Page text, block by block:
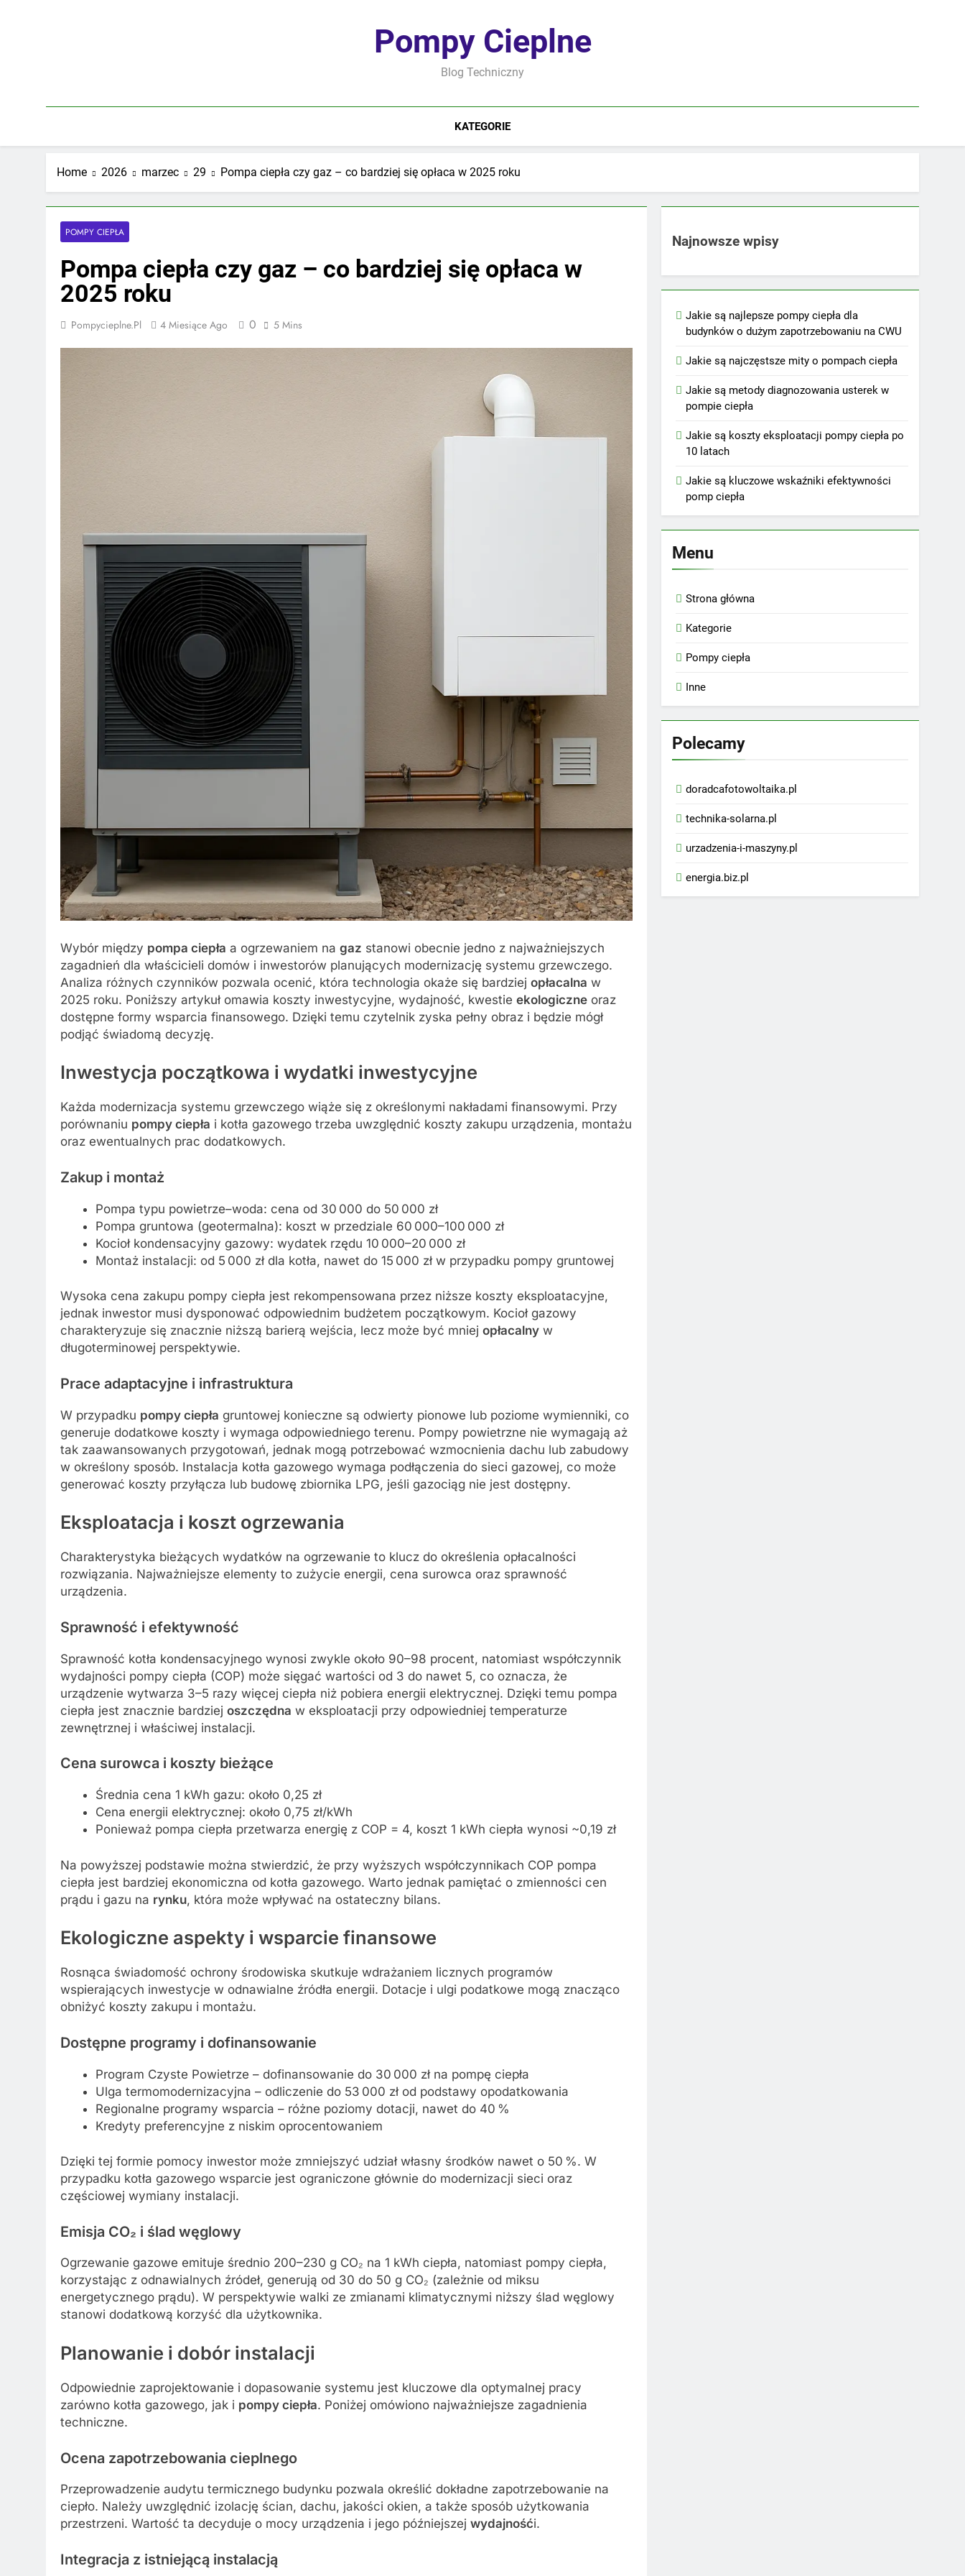
Pompy Cieplne
Blog Techniczny
KATEGORIE
Home 2026 marzec 29 Pompa ciepła czy gaz – co bardziej się opłaca w 2025 roku
POMPY CIEPŁA
Pompa ciepła czy gaz – co bardziej się opłaca w
2025 roku
Pompycieplne.pl 4 Miesiące Ago 0 5 Mins
Wybór między pompa ciepła a ogrzewaniem na gaz stanowi obecnie jedno z najważniejszych
zagadnień dla właścicieli domów i inwestorów planujących modernizację systemu grzewczego.
Analiza różnych czynników pozwala ocenić, która technologia okaże się bardziej opłacalna w
2025 roku. Poniższy artykuł omawia koszty inwestycyjne, wydajność, kwestie ekologiczne oraz
dostępne formy wsparcia finansowego. Dzięki temu czytelnik zyska pełny obraz i będzie mógł
podjąć świadomą decyzję.
Inwestycja początkowa i wydatki inwestycyjne
Każda modernizacja systemu grzewczego wiąże się z określonymi nakładami finansowymi. Przy
porównaniu pompy ciepła i kotła gazowego trzeba uwzględnić koszty zakupu urządzenia, montażu
oraz ewentualnych prac dodatkowych.
Zakup i montaż
Pompa typu powietrze–woda: cena od 30 000 do 50 000 zł
Pompa gruntowa (geotermalna): koszt w przedziale 60 000–100 000 zł
Kocioł kondensacyjny gazowy: wydatek rzędu 10 000–20 000 zł
Montaż instalacji: od 5 000 zł dla kotła, nawet do 15 000 zł w przypadku pompy gruntowej
Wysoka cena zakupu pompy ciepła jest rekompensowana przez niższe koszty eksploatacyjne,
jednak inwestor musi dysponować odpowiednim budżetem początkowym. Kocioł gazowy
charakteryzuje się znacznie niższą barierą wejścia, lecz może być mniej opłacalny w
długoterminowej perspektywie.
Prace adaptacyjne i infrastruktura
W przypadku pompy ciepła gruntowej konieczne są odwierty pionowe lub poziome wymienniki, co
generuje dodatkowe koszty i wymaga odpowiedniego terenu. Pompy powietrzne nie wymagają aż
tak zaawansowanych przygotowań, jednak mogą potrzebować wzmocnienia dachu lub zabudowy
w określony sposób. Instalacja kotła gazowego wymaga podłączenia do sieci gazowej, co może
generować koszty przyłącza lub budowę zbiornika LPG, jeśli gazociąg nie jest dostępny.
Eksploatacja i koszt ogrzewania
Charakterystyka bieżących wydatków na ogrzewanie to klucz do określenia opłacalności
rozwiązania. Najważniejsze elementy to zużycie energii, cena surowca oraz sprawność
urządzenia.
Sprawność i efektywność
Sprawność kotła kondensacyjnego wynosi zwykle około 90–98 procent, natomiast współczynnik
wydajności pompy ciepła (COP) może sięgać wartości od 3 do nawet 5, co oznacza, że
urządzenie wytwarza 3–5 razy więcej ciepła niż pobiera energii elektrycznej. Dzięki temu pompa
ciepła jest znacznie bardziej oszczędna w eksploatacji przy odpowiedniej temperaturze
zewnętrznej i właściwej instalacji.
Cena surowca i koszty bieżące
Średnia cena 1 kWh gazu: około 0,25 zł
Cena energii elektrycznej: około 0,75 zł/kWh
Ponieważ pompa ciepła przetwarza energię z COP = 4, koszt 1 kWh ciepła wynosi ~0,19 zł
Na powyższej podstawie można stwierdzić, że przy wyższych współczynnikach COP pompa
ciepła jest bardziej ekonomiczna od kotła gazowego. Warto jednak pamiętać o zmienności cen
prądu i gazu na rynku, która może wpływać na ostateczny bilans.
Ekologiczne aspekty i wsparcie finansowe
Rosnąca świadomość ochrony środowiska skutkuje wdrażaniem licznych programów
wspierających inwestycje w odnawialne źródła energii. Dotacje i ulgi podatkowe mogą znacząco
obniżyć koszty zakupu i montażu.
Dostępne programy i dofinansowanie
Program Czyste Powietrze – dofinansowanie do 30 000 zł na pompę ciepła
Ulga termomodernizacyjna – odliczenie do 53 000 zł od podstawy opodatkowania
Regionalne programy wsparcia – różne poziomy dotacji, nawet do 40 %
Kredyty preferencyjne z niskim oprocentowaniem
Dzięki tej formie pomocy inwestor może zmniejszyć udział własny środków nawet o 50 %. W
przypadku kotła gazowego wsparcie jest ograniczone głównie do modernizacji sieci oraz
częściowej wymiany instalacji.
Emisja CO₂ i ślad węglowy
Ogrzewanie gazowe emituje średnio 200–230 g CO₂ na 1 kWh ciepła, natomiast pompy ciepła,
korzystając z odnawialnych źródeł, generują od 30 do 50 g CO₂ (zależnie od miksu
energetycznego prądu). W perspektywie walki ze zmianami klimatycznymi niższy ślad węglowy
stanowi dodatkową korzyść dla użytkownika.
Planowanie i dobór instalacji
Odpowiednie zaprojektowanie i dopasowanie systemu jest kluczowe dla optymalnej pracy
zarówno kotła gazowego, jak i pompy ciepła. Poniżej omówiono najważniejsze zagadnienia
techniczne.
Ocena zapotrzebowania cieplnego
Przeprowadzenie audytu termicznego budynku pozwala określić dokładne zapotrzebowanie na
ciepło. Należy uwzględnić izolację ścian, dachu, jakości okien, a także sposób użytkowania
przestrzeni. Wartość ta decyduje o mocy urządzenia i jego późniejszej wydajnośći.
Integracja z istniejącą instalacją
Najnowsze wpisy
Jakie są najlepsze pompy ciepła dla
budynków o dużym zapotrzebowaniu na CWU
Jakie są najczęstsze mity o pompach ciepła
Jakie są metody diagnozowania usterek w
pompie ciepła
Jakie są koszty eksploatacji pompy ciepła po
10 latach
Jakie są kluczowe wskaźniki efektywności
pomp ciepła
Menu
Strona główna
Kategorie
Pompy ciepła
Inne
Polecamy
doradcafotowoltaika.pl
technika-solarna.pl
urzadzenia-i-maszyny.pl
energia.biz.pl